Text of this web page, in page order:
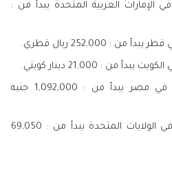
سعر انفنتي QX80 2022 في الإمارات العربية المتحدة يبدأ من :
سعر انفنتي QX80 2022 في مصر يبدأ من : 1,092,000 جنيه
سعر انفنتي QX80 2022 في الولايات المتحدة يبدأ من : 69,050